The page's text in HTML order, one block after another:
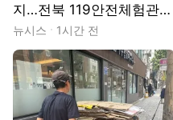
지…전북 119안전체험관
가보니
뉴시스 1시간 전